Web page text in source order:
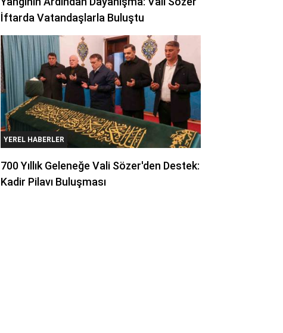
İftarda Vatandaşlarla Buluştu
YEREL HABERLER
700 Yıllık Geleneğe Vali Sözer'den Destek:
Kadir Pilavı Buluşması